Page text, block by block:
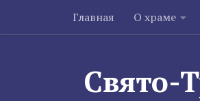
Skip to content
Главная О храме
Свято-